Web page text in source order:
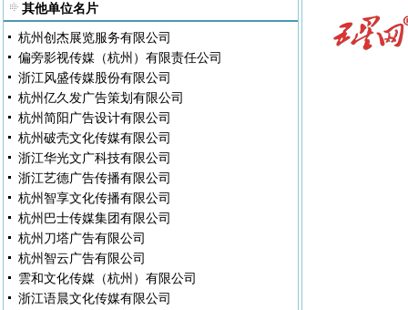
其他单位名片
杭州创杰展览服务有限公司
偏旁影视传媒（杭州）有限责任公司
浙江风盛传媒股份有限公司
杭州亿久发广告策划有限公司
杭州简阳广告设计有限公司
杭州破壳文化传媒有限公司
浙江华光文广科技有限公司
浙江艺德广告传播有限公司
杭州智享文化传播有限公司
杭州巴士传媒集团有限公司
杭州刀塔广告有限公司
杭州智云广告有限公司
雲和文化传媒（杭州）有限公司
浙江语晨文化传媒有限公司